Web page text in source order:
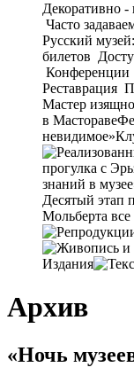
Декоративно -
Часто
Русский
билетов
Конференции
Реставрация
Мастер
в Мастораве
невидимое»
прогулка с
знаний в
Десятый этап
Мольберта
Издания
Архив
«Ночь